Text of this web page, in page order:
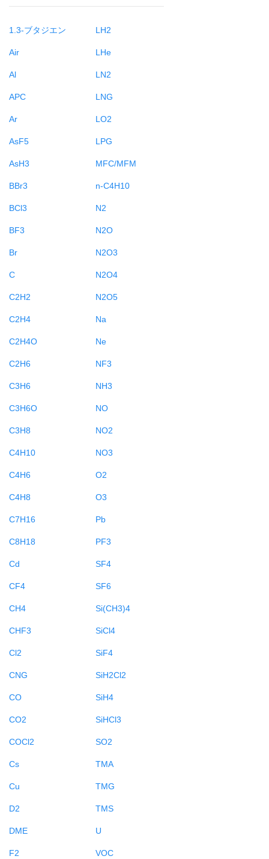
1.3-ブタジエン
Air
Al
APC
Ar
AsF5
AsH3
BBr3
BCl3
BF3
Br
C
C2H2
C2H4
C2H4O
C2H6
C3H6
C3H6O
C3H8
C4H10
C4H6
C4H8
C7H16
C8H18
Cd
CF4
CH4
CHF3
Cl2
CNG
CO
CO2
COCl2
Cs
Cu
D2
DME
F2
LH2
LHe
LN2
LNG
LO2
LPG
MFC/MFM
n-C4H10
N2
N2O
N2O3
N2O4
N2O5
Na
Ne
NF3
NH3
NO
NO2
NO3
O2
O3
Pb
PF3
SF4
SF6
Si(CH3)4
SiCl4
SiF4
SiH2Cl2
SiH4
SiHCl3
SO2
TMA
TMG
TMS
U
VOC